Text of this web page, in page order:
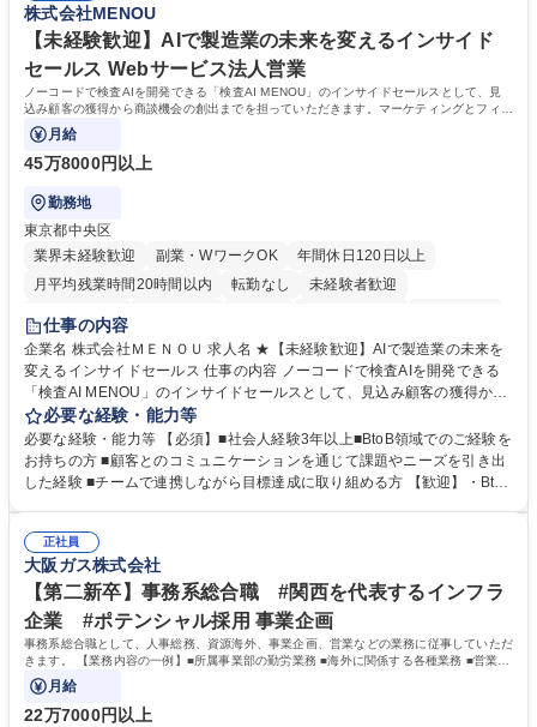
株式会社MENOU
【未経験歓迎】AIで製造業の未来を変えるインサイド
セールス Webサービス法人営業
ノーコードで検査AIを開発できる「検査AI MENOU」のインサイドセールスとして、見
込み顧客の獲得から商談機会の創出までを担っていただきます。マーケティングとフィー
ルドセールスをつなぐ役割として、
月給
45万8000円以上
勤務地
東京都中央区
業界未経験歓迎
副業・WワークOK
年間休日120日以上
月平均残業時間20時間以内
転勤なし
未経験者歓迎
時短勤務あり
駅近5分以内
土日祝休み 服装自由
仕事の内容
企業名 株式会社ＭＥＮＯＵ 求人名 ★【未経験歓迎】AIで製造業の未来を
変えるインサイドセールス 仕事の内容 ノーコードで検査AIを開発できる
「検査AI MENOU」のインサイドセールスとして、見込み顧客の獲得から
商談機会の創出までを担っていただきます。マーケティングとフィールド
セールスをつなぐ役割として、 適切なタイミングで顧客とコミュニケーシ
ョンを取りながら、受注につながる商談機会の最大化を目指します。 【具
体的な仕事内容】 リードへの電話・メールによるアプローチ/リードナー
実行/フィールドセールスへの案件連携 募集職種 ★【未経験歓迎】AIで製
造業の未来を変えるインサイドセールス
必要な経験・能力等
必要な経験・能力等 【必須】■社会人経験3年以上■BtoB領域でのご経験を
お持ちの方 ■顧客とのコミュニケーションを通じて課題やニーズを引き出
した経験 ■チームで連携しながら目標達成に取り組める方 【歓迎】・BtoB
企画・実行経験 ・CRM・リードナーチャリングに関する知見 ・データを
もとに営業プロセスを改善した経験 学歴・資格 学歴：大学院 大学 高専 短
大 専修学校 高校 語学力： 資格：
正社員
大阪ガス株式会社
【第二新卒】事務系総合職 #関西を代表するインフラ
企業 #ポテンシャル採用 事業企画
事務系総合職として、人事総務、資源海外、事業企画、営業などの業務に従事していただ
きます。 【業務内容の一例】■所属事業部の勤労業務 ■海外に関係する各種業務 ■営業部
門の企画スタッフ、ルート営業
月給
22万7000円以上